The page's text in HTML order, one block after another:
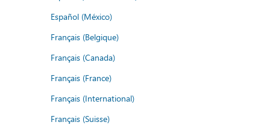
Español (México)
Français (Belgique)
Français (Canada)
Français (France)
Français (International)
Français (Suisse)